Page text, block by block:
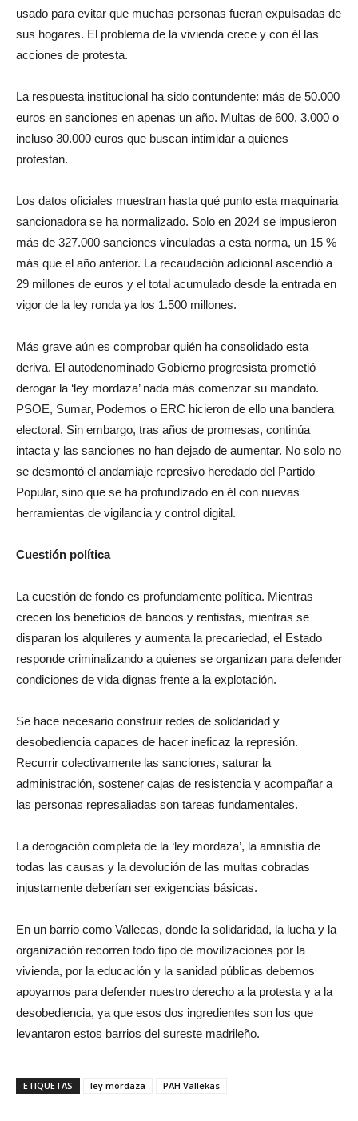
usado para evitar que muchas personas fueran expulsadas de
sus hogares. El problema de la vivienda crece y con él las
acciones de protesta.
La respuesta institucional ha sido contundente: más de 50.000
euros en sanciones en apenas un año. Multas de 600, 3.000 o
incluso 30.000 euros que buscan intimidar a quienes
protestan.
Los datos oficiales muestran hasta qué punto esta maquinaria
sancionadora se ha normalizado. Solo en 2024 se impusieron
más de 327.000 sanciones vinculadas a esta norma, un 15 %
más que el año anterior. La recaudación adicional ascendió a
29 millones de euros y el total acumulado desde la entrada en
vigor de la ley ronda ya los 1.500 millones.
Más grave aún es comprobar quién ha consolidado esta
deriva. El autodenominado Gobierno progresista prometió
derogar la ‘ley mordaza’ nada más comenzar su mandato.
PSOE, Sumar, Podemos o ERC hicieron de ello una bandera
electoral. Sin embargo, tras años de promesas, continúa
intacta y las sanciones no han dejado de aumentar. No solo no
se desmontó el andamiaje represivo heredado del Partido
Popular, sino que se ha profundizado en él con nuevas
herramientas de vigilancia y control digital.
Cuestión política
La cuestión de fondo es profundamente política. Mientras
crecen los beneficios de bancos y rentistas, mientras se
disparan los alquileres y aumenta la precariedad, el Estado
responde criminalizando a quienes se organizan para defender
condiciones de vida dignas frente a la explotación.
Se hace necesario construir redes de solidaridad y
desobediencia capaces de hacer ineficaz la represión.
Recurrir colectivamente las sanciones, saturar la
administración, sostener cajas de resistencia y acompañar a
las personas represaliadas son tareas fundamentales.
La derogación completa de la ‘ley mordaza’, la amnistía de
todas las causas y la devolución de las multas cobradas
injustamente deberían ser exigencias básicas.
En un barrio como Vallecas, donde la solidaridad, la lucha y la
organización recorren todo tipo de movilizaciones por la
vivienda, por la educación y la sanidad públicas debemos
apoyarnos para defender nuestro derecho a la protesta y a la
desobediencia, ya que esos dos ingredientes son los que
levantaron estos barrios del sureste madrileño.
ETIQUETAS ley mordaza PAH Vallekas